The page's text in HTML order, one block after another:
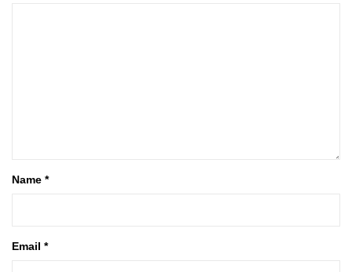
Name *
Email *